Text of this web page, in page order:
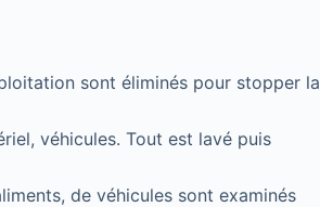
sont éliminés pour stopper la
véhicules. Tout est lavé puis
de véhicules sont examinés